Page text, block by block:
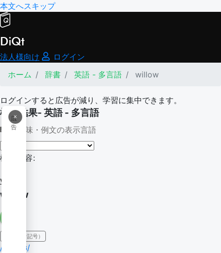
本文へスキップ
DiQt
法人様向け
ログイン
ホーム
辞書 英語 - 多言語 willow
ログインすると広告が減り、学習に集中できます。
×
広
告
検索結果- 英語 - 多言語
意味・例文の表示言語
検索内容:
willow
willow
IPA（発音記号）
/ˈwɪl.əʊ/